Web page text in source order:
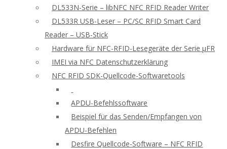
DL533N-Serie – libNFC NFC RFID Reader Writer
DL533R USB-Leser – PC/SC RFID Smart Card
Reader – USB-Stick
Hardware für NFC-RFID-Lesegeräte der Serie μFR
IMEI via NFC Datenschutzerklärung
NFC RFID SDK-Quellcode-Softwaretools
APDU-Befehlssoftware
Beispiel für das Senden/Empfangen von
APDU-Befehlen
Desfire Quellcode-Software – NFC RFID